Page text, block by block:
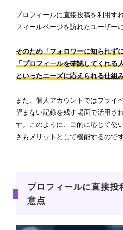
プロフィールに直接投稿を利用す
フィールページを訪れたユーザー
そのため「フォロワーに知られず
「プロフィールを確認してくれる
といったニーズに応えられる仕組
また、個人アカウントではプライ
望まない記録を残す場面で活用さ
す。このように、目的に応じて使
さもメリットとして機能するのです
プロフィールに直接投
意点